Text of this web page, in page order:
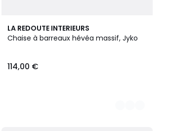
LA REDOUTE INTERIEURS
Chaise à barreaux hévéa massif, Jyko
114,00 €
3
Couleurs